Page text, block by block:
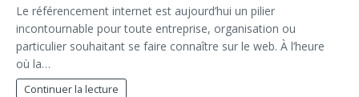
Le référencement internet est aujourd’hui un pilier
incontournable pour toute entreprise, organisation ou
particulier souhaitant se faire connaître sur le web. À l’heure
où la…
Continuer la lecture